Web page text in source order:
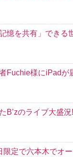
憶を共有」できる
Fuchie様にiPadが
B’zのライブ大盛
限定で六本木でオ